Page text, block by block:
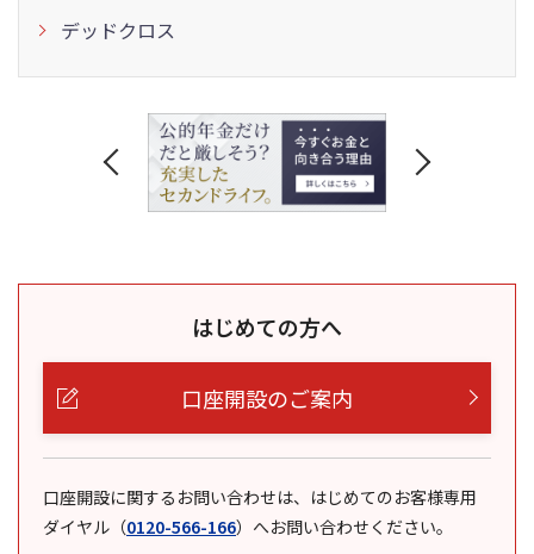
デッドクロス
はじめての方へ
口座開設のご案内
口座開設に関するお問い合わせは、はじめてのお客様専用
ダイヤル （0120-566-166） へお問い合わせください。